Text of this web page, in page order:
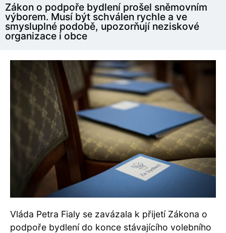
Zákon o podpoře bydlení prošel sněmovním
výborem. Musí být schválen rychle a ve
smysluplné podobě, upozorňují neziskové
organizace i obce
Vláda Petra Fialy se zavázala k přijetí Zákona o
podpoře bydlení do konce stávajícího volebního